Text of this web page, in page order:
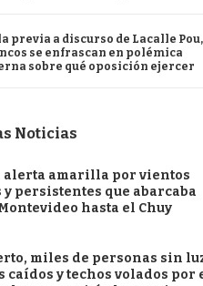
previa a discurso de Lacalle Pou,
se enfrascan en polémica
sobre qué oposición ejercer
Noticias
alerta amarilla por vientos
y persistentes que abarcaba
hasta el Chuy
miles de personas sin
caídos y techos volados por